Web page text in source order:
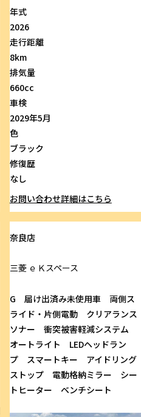
年式
2026
走行距離
8km
排気量
660cc
車検
2029年5月
色
ブラック
修復歴
なし
お問い合わせ詳細はこちら
奈良店
三菱ｅＫスペース
G 届け出済み未使用車 両側ス
ライド・片側電動 クリアランス
ソナー 衝突被害軽減システム
オートライト LEDヘッドラン
プ スマートキー アイドリング
ストップ 電動格納ミラー シー
トヒーター ベンチシート